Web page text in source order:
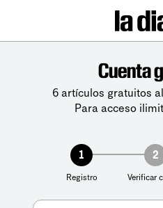
Cuenta
6 artículos gratuitos
Para acceso
1
Registro
2
Verificar